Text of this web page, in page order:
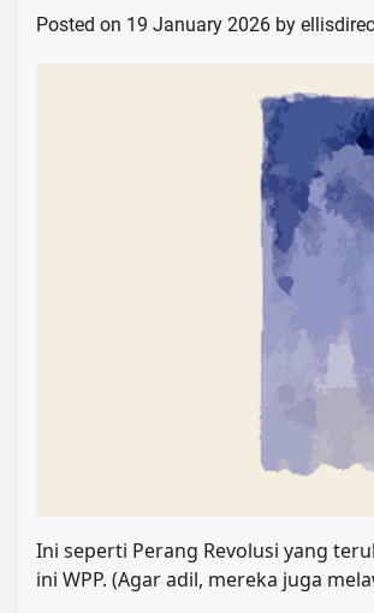
Posted on 19 January 2026 by ellisdirec
Ini seperti Perang Revolusi yang
ini WPP. (Agar adil, mereka juga